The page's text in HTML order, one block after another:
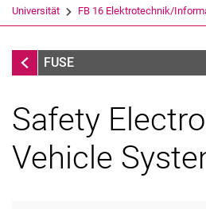
Suchen
Universität FB 16 Elektrotechnik/
Literature
FUSE
Safety
Vehicle